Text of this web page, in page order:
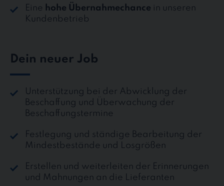
Eine hohe Übernahmechance in unseren
Kundenbetrieb
Dein neuer Job
Unterstützung bei der Abwicklung der
Beschaffung und Überwachung der
Beschaffungstermine
Festlegung und ständige Bearbeitung der
Mindestbestände und Losgrößen
Erstellen und weiterleiten der Erinnerungen
und Mahnungen an die Lieferanten